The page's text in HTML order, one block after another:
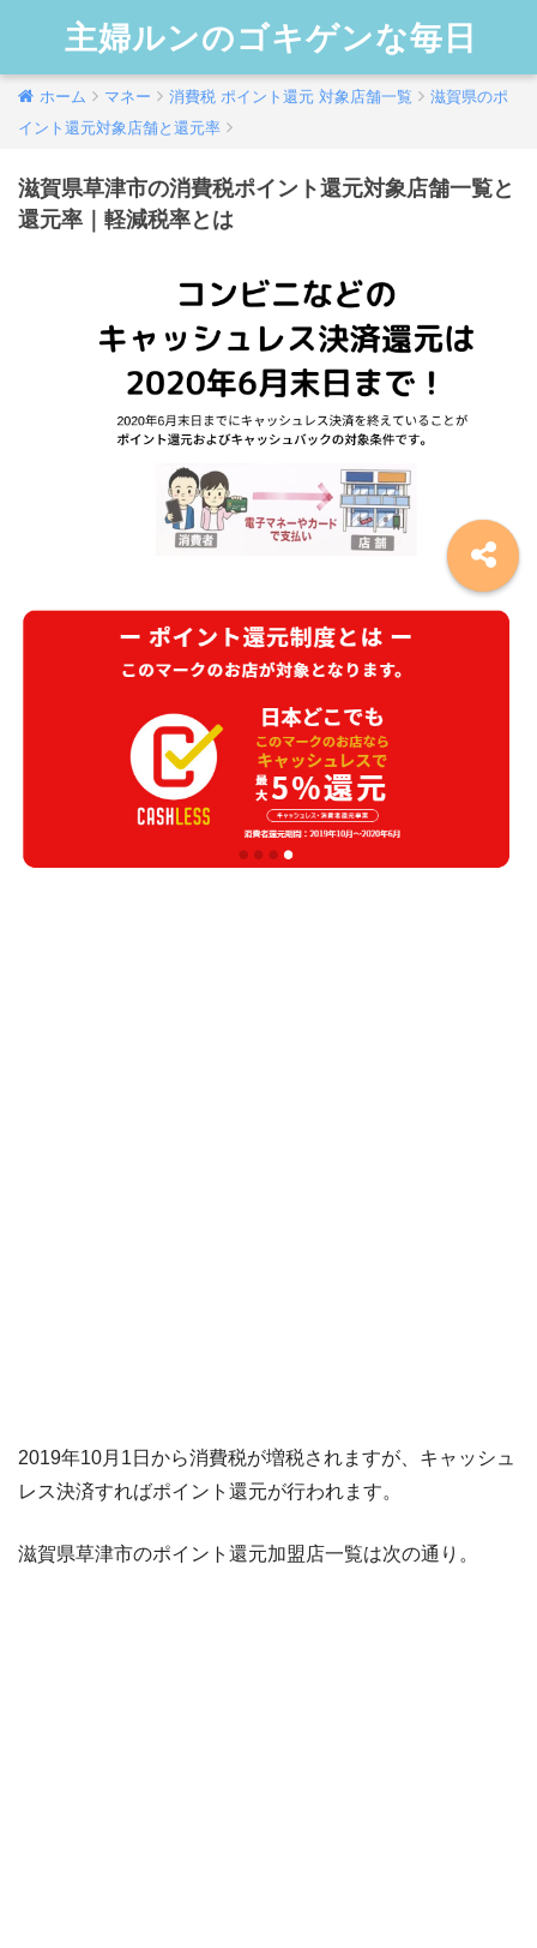
主婦ルンのゴキゲンな毎日
ホーム マネー 消費税 ポイント還元 対象店舗一覧
滋賀県のポ
イント還元対象店舗と還元率
滋賀県草津市の消費税ポイント還元対象店舗一覧と
還元率｜軽減税率とは
2019年10月1日から消費税が増税されますが、キャッシュ
レス決済すればポイント還元が行われます。
滋賀県草津市のポイント還元加盟店一覧は次の通り。